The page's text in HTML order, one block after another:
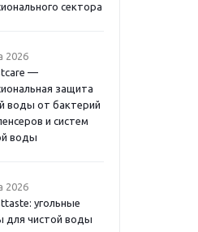
сектора
2026
—
защита
воды от бактерий
и систем
воды
2026
угольные
для чистой воды